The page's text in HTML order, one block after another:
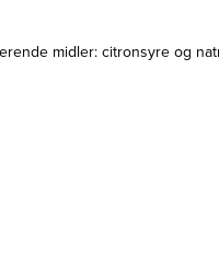
midler: citronsyre og